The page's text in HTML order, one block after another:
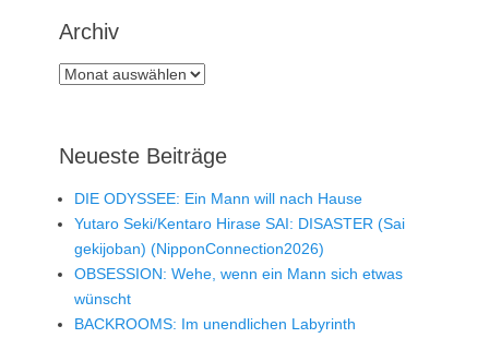
Archiv
Archiv
Neueste Beiträge
DIE ODYSSEE: Ein Mann will nach Hause
Yutaro Seki/Kentaro Hirase SAI: DISASTER (Sai
gekijoban) (NipponConnection2026)
OBSESSION: Wehe, wenn ein Mann sich etwas
wünscht
BACKROOMS: Im unendlichen Labyrinth